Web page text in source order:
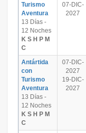
Turismo
Aventura
13 Días -
12 Noches
K S H P M
C
07-DIC-
2027
Antártida
con
Turismo
Aventura
13 Días -
12 Noches
K S H P M
C
07-DIC-
2027
19-DIC-
2027